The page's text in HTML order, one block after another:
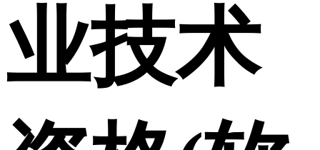
业技术